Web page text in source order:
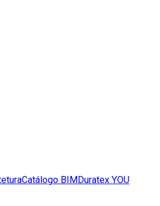
Catálogo BIMDuratex YOU